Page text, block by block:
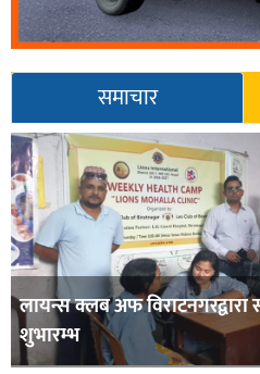
समाचार
लायन्स क्लब अफ विराटनगरद्वारा
शुभारम्भ